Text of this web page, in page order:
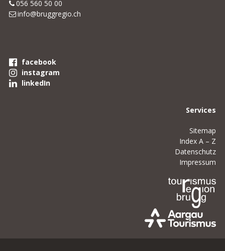
056 560 50 00
info@bruggregio.ch
facebook
instagram
linkedIn
Services
Sitemap
Index A – Z
Datenschutz
Impressum